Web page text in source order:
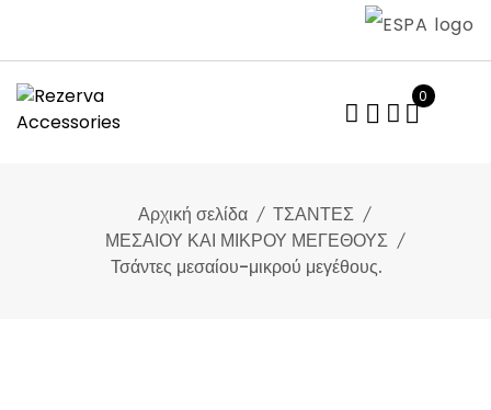
content
0
Αρχική σελίδα
ΤΣΑΝΤΕΣ
ΜΕΣΑΙΟΥ ΚΑΙ ΜΙΚΡΟΥ ΜΕΓΕΘΟΥΣ
Τσάντες μεσαίου-μικρού μεγέθους.